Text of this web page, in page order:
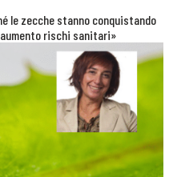
le zecche stanno conquistando
aumento rischi sanitari»